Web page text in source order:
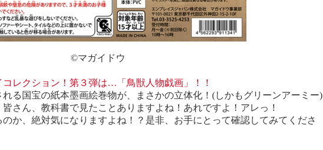
©マガイドウ
レクション！ 第３弾は…「鳥獣人物戯画」！！
れる国宝の紙本墨画絵巻物が、まさかの立体化！(しかもグリーンアーミー)
さん、教科書で見たことありますよね！あれですよ！アレっ！
か、絶対気になりますよね！？是非、お手にとって確認してみてくださ